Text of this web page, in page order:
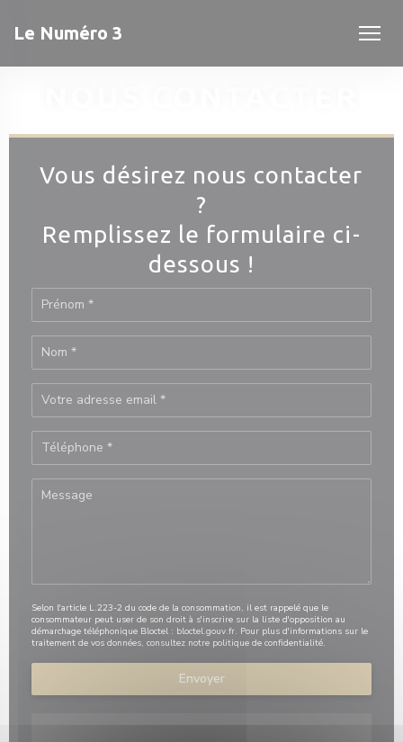
Le Numéro 3
Vous désirez nous contacter
?
Remplissez le formulaire ci-
dessous !
Selon l'article L.223-2 du code de la consommation, il est rappelé que le
consommateur peut user de son droit à s'inscrire sur la liste d'opposition au
démarchage téléphonique Bloctel : bloctel.gouv.fr. Pour plus d'informations sur le
traitement de vos données, consultez notre politique de confidentialité.